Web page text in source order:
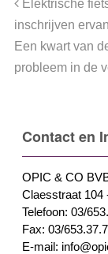
Elektrische
inschrijven
Een kwart van
probleem in de
Contact en
OPIC & CO
Claesstraat 104
Telefoon: 03/
Fax: 03/
E-mail: